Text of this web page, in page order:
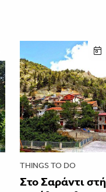
THINGS TO DO
Στο Σαράντι